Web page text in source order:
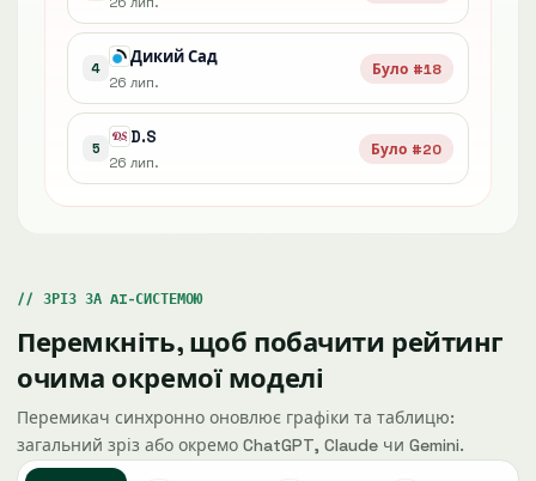
4
Дикий Сад
26 лип.
Було #18
5
D.S
26 лип.
Було #20
ЗРІЗ ЗА AI-СИСТЕМОЮ
Перемкніть, щоб побачити рейтинг
очима окремої моделі
Перемикач синхронно оновлює графіки та таблицю:
загальний зріз або окремо ChatGPT, Claude чи Gemini.